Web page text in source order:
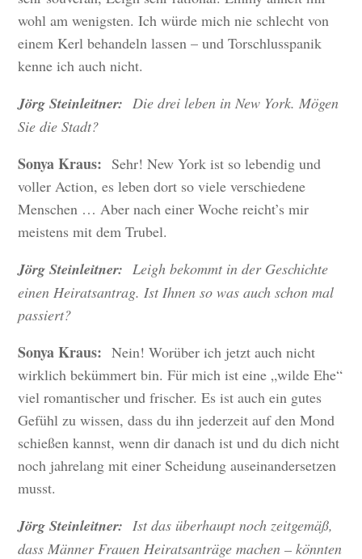
wohl am wenigsten. Ich würde mich nie schlecht von
einem Kerl behandeln lassen – und Torschlusspanik
kenne ich auch nicht.
Jörg Steinleitner: Die drei leben in New York. Mögen
Sie die Stadt?
Sonya Kraus: Sehr! New York ist so lebendig und
voller Action, es leben dort so viele verschiedene
Menschen … Aber nach einer Woche reicht’s mir
meistens mit dem Trubel.
Jörg Steinleitner: Leigh bekommt in der Geschichte
einen Heiratsantrag. Ist Ihnen so was auch schon mal
passiert?
Sonya Kraus: Nein! Worüber ich jetzt auch nicht
wirklich bekümmert bin. Für mich ist eine „wilde Ehe“
viel romantischer und frischer. Es ist auch ein gutes
Gefühl zu wissen, dass du ihn jederzeit auf den Mond
schießen kannst, wenn dir danach ist und du dich nicht
noch jahrelang mit einer Scheidung auseinandersetzen
musst.
Jörg Steinleitner: Ist das überhaupt noch zeitgemäß,
dass Männer Frauen Heiratsanträge machen – könnten